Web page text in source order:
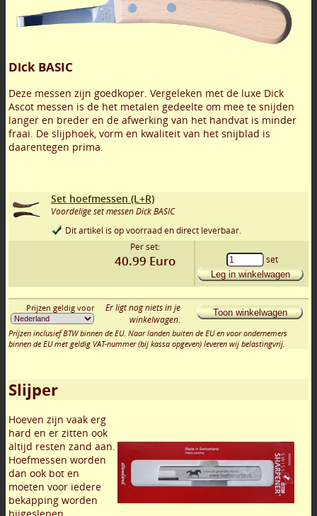
Dick BASIC
Deze messen zijn goedkoper. Vergeleken met de luxe Dick
Ascot messen is de het metalen gedeelte om mee te snijden
langer en breder en de afwerking van het handvat is minder
fraai. De slijphoek, vorm en kwaliteit van het snijblad is
daarentegen prima.
Set hoefmessen (L+R)
Voordelige set messen Dick BASIC
Dit artikel is op voorraad en direct leverbaar.
Per set:
40.99 Euro set
Leg in winkelwagen
Prijzen geldig voor
Er ligt nog niets in je
winkelwagen.
Toon winkelwagen
Prijzen inclusief BTW binnen de EU. Naar landen buiten de EU en voor ondernemers
binnen de EU met geldig VAT-nummer (bij kassa opgeven) leveren wij belastingvrij.
Slijper
Hoeven zijn vaak erg
hard en er zitten ook
altijd resten zand aan.
Hoefmessen worden
dan ook bot en
moeten voor iedere
bekapping worden